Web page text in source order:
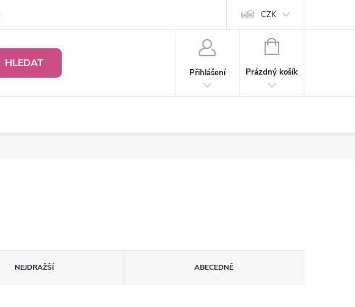
CZK
HLEDAT
Přihlášení
NÁKUPNÍ
Prázdný košík
NEJDRAŽŠÍ ABECEDNĚ